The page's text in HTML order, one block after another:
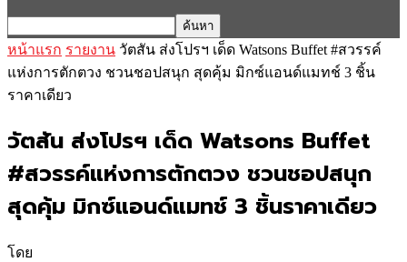
หน้าแรก รายงาน วัตสัน ส่งโปรฯ เด็ด Watsons Buffet #สวรรค์
แห่งการตักตวง ชวนชอปสนุก สุดคุ้ม มิกซ์แอนด์แมทช์ 3 ชิ้น
ราคาเดียว
วัตสัน ส่งโปรฯ เด็ด Watsons Buffet
#สวรรค์แห่งการตักตวง ชวนชอปสนุก
สุดคุ้ม มิกซ์แอนด์แมทช์ 3 ชิ้นราคาเดียว
โดย